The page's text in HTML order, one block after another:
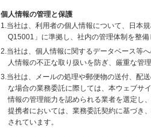
個人情報の管理と保護
1.当社は、利用者の個人情報について、日本
Q15001」に準拠し、社内の管理体制を整備
2.当社は、個人情報に関するデータベース等
人情報の不正な取り扱いを防ぎ、厳重な管理
3.当社は、メールの処理や郵便物の送付、配
な場合の業務委託に際しては、本ウェブサ
情報の管理能力を認められる業者を選定し
提携者においては、業務委託契約に基づき
されています。